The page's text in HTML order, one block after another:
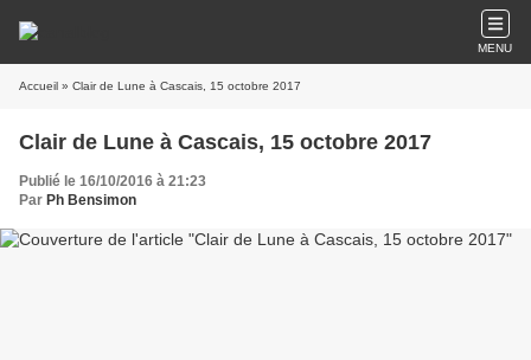
MENU
Accueil » Clair de Lune à Cascais, 15 octobre 2017
Clair de Lune à Cascais, 15 octobre 2017
Publié le 16/10/2016 à 21:23
Par Ph Bensimon